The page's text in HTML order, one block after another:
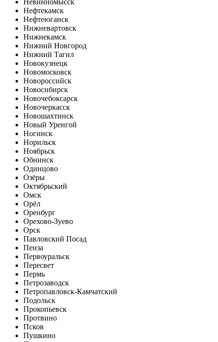
Невинномысск
Нефтекамск
Нефтеюганск
Нижневартовск
Нижнекамск
Нижний Новгород
Нижний Тагил
Новокузнецк
Новомосковск
Новороссийск
Новосибирск
Новочебоксарск
Новочеркасск
Новошахтинск
Новый Уренгой
Ногинск
Норильск
Ноябрьск
Обнинск
Одинцово
Озёры
Октябрьский
Омск
Орёл
Оренбург
Орехово-Зуево
Орск
Павловский Посад
Пенза
Первоуральск
Пересвет
Пермь
Петрозаводск
Петропавловск-Камчатский
Подольск
Прокопьевск
Протвино
Псков
Пушкино